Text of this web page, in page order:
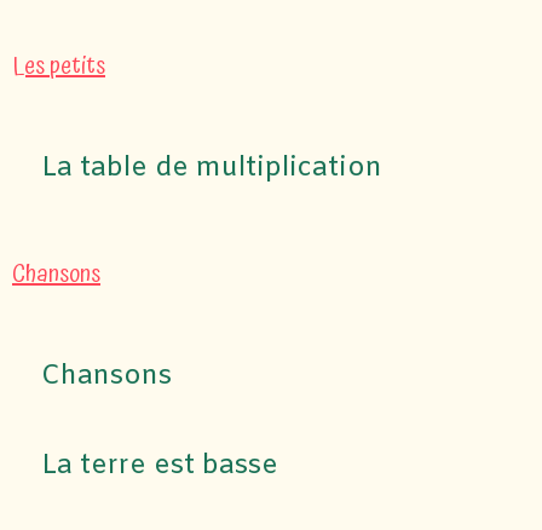
Les petits
La table de multiplication
Chansons
Chansons
La terre est basse